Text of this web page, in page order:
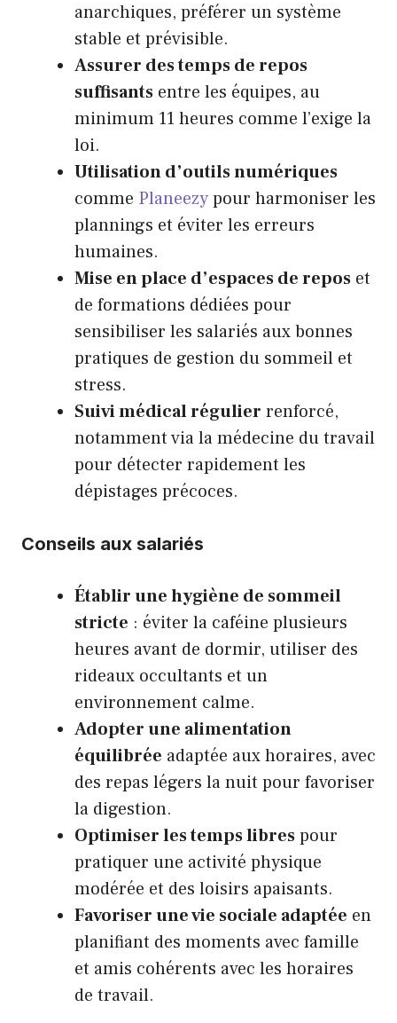
anarchiques, préférer un système
stable et prévisible.
Assurer des temps de repos
suffisants entre les équipes, au
minimum 11 heures comme l’exige la
loi.
Utilisation d’outils numériques
comme Planeezypour harmoniser les
plannings et éviter les erreurs
humaines.
Mise en place d’espaces de repos et
de formations dédiées pour
sensibiliser les salariés aux bonnes
pratiques de gestion du sommeil et
stress.
Suivi médical régulier renforcé,
notamment via la médecine du travail
pour détecter rapidement les
dépistages précoces.
Conseils aux salariés
Établir une hygiène de sommeil
stricte : éviter la caféine plusieurs
heures avant de dormir, utiliser des
rideaux occultants et un
environnement calme.
Adopter une alimentation
équilibrée adaptée aux horaires, avec
des repas légers la nuit pour favoriser
la digestion.
Optimiser les temps librespour
pratiquer une activité physique
modérée et des loisirs apaisants.
Favoriser une vie sociale adaptée en
planifiant des moments avec famille
et amis cohérents avec les horaires
de travail.